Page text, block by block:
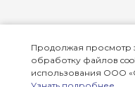
Продолжая просмотр
обработку файлов
использования ООО